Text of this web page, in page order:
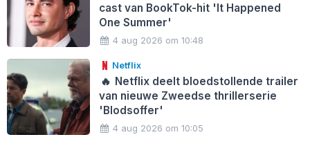
cast van BookTok-hit 'It Happened
One Summer'
4 aug 2026 om 10:48
Netflix
🔥 Netflix deelt bloedstollende trailer
van nieuwe Zweedse thrillerserie
'Blodsoffer'
4 aug 2026 om 10:05